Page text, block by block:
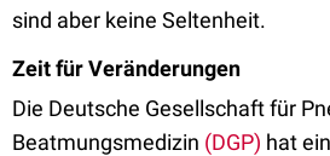
sind aber keine Seltenheit.
Zeit für Veränderungen
Die Deutsche Gesellschaft für
Beatmungsmedizin (DGP) hat